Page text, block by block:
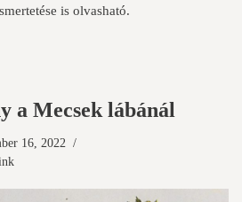
is olvasható.
a Mecsek lábánál
16, 2022